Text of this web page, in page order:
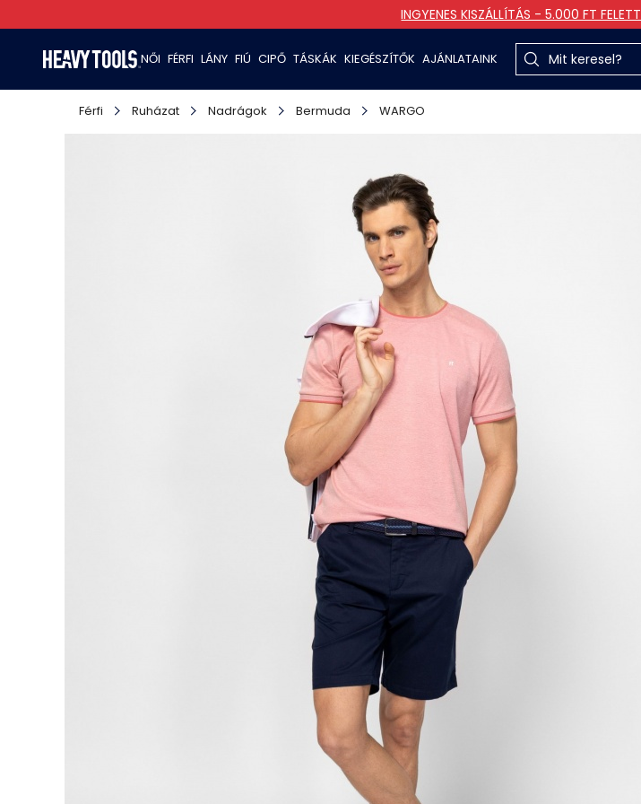
INGYENES KISZÁLLÍTÁS - 5.000 FT FELETT
NŐI FÉRFI LÁNY FIÚ CIPŐ TÁSKÁK KIEGÉSZÍTŐK AJÁNLATAINK
Férfi Ruházat Nadrágok Bermuda WARGO